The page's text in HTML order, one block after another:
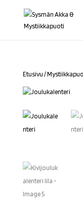
Etusivu /